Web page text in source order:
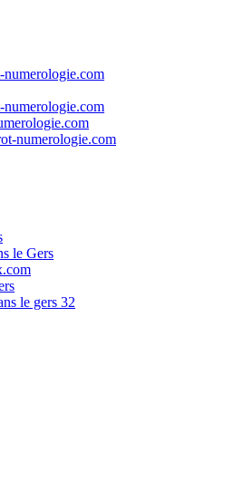
numerologie.com
numerologie.com
numerologie.com
le Gers
le gers 32